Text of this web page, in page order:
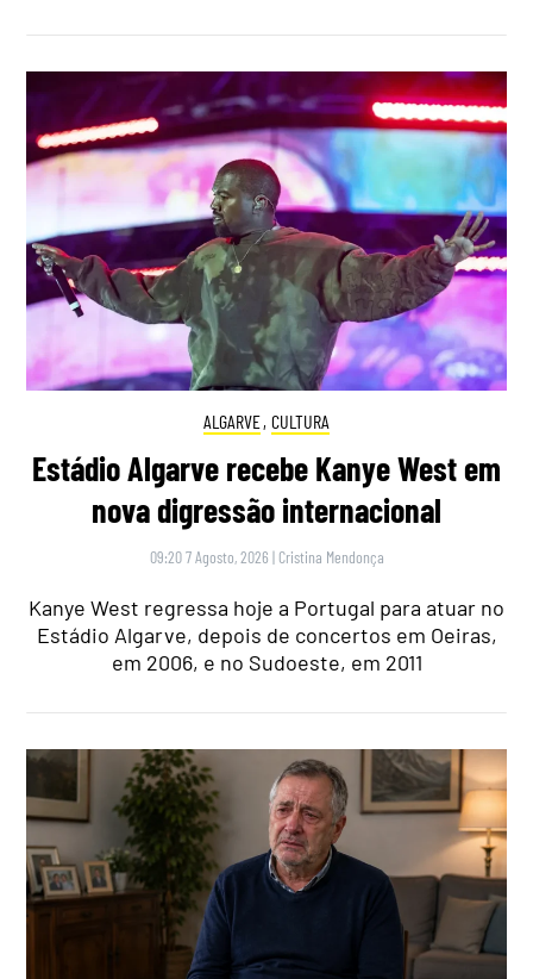
ALGARVE, CULTURA
Estádio Algarve recebe Kanye West em
nova digressão internacional
09:20 7 Agosto, 2026 | Cristina Mendonça
Kanye West regressa hoje a Portugal para atuar no
Estádio Algarve, depois de concertos em Oeiras,
em 2006, e no Sudoeste, em 2011